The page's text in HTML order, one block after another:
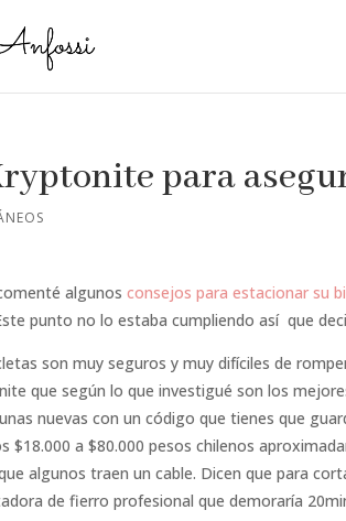
para
algunosconsejos para estacionar su
punto no lo estaba cumpliendo así que
son muy seguros y muy difíciles de
que según lo que investigué son los
nuevas con un código que tienes que
$18.000 a $80.000 pesos chilenos
algunos traen un cable. Dicen que para
de fierro profesional que demoraría